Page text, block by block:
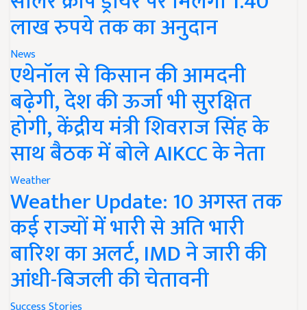
लाख रुपये तक का अनुदान
News
एथेनॉल से किसान की आमदनी
बढ़ेगी, देश की ऊर्जा भी सुरक्षित
होगी, केंद्रीय मंत्री शिवराज सिंह के
साथ बैठक में बोले AIKCC के नेता
Weather
Weather Update: 10 अगस्त तक
कई राज्यों में भारी से अति भारी
बारिश का अलर्ट, IMD ने जारी की
आंधी-बिजली की चेतावनी